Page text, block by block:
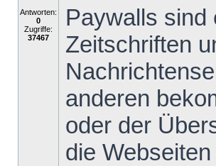
Antworten:
0
Zugriffe:
37467
Paywalls sind
Zeitschriften
anderen
oder der
die